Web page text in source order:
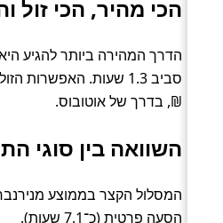
הכי מהיר, הכי זול
הדרך המהירה ביותר להגיע
₪, בדרך של אוטובוס.
השוואה בין סוגי
המסלול הקצר בממוצע
הסעה פרטית (כ־7.1 שעות).